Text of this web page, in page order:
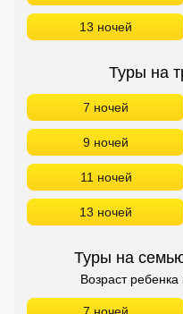
13 ночей
Туры на
7 ночей
9 ночей
11 ночей
13 ночей
Туры на
Возраст